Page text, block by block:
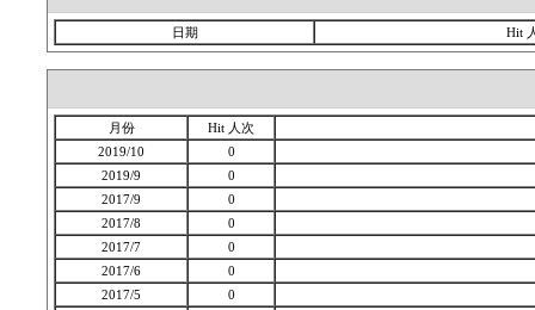
日期 Hit
月份
Hit 人次
2019/10
0
2019/9
0
2017/9
0
2017/8
0
2017/7
0
2017/6
0
2017/5
0